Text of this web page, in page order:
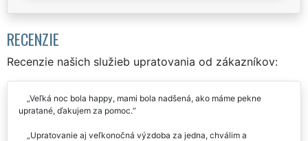
RECENZIE
Recenzie našich služieb upratovania od zákazníkov:
Veľká noc bola happy, mami bola nadšená, ako máme pekne
upratané, ďakujem za pomoc.
Upratovanie aj veľkonočná výzdoba za jedna, chválim a